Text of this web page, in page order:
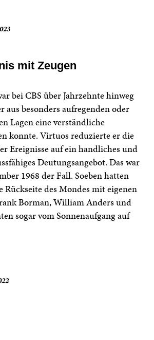
mit Zeugen
bei CBS über Jahrzehnte hinweg
aus besonders aufregenden oder
Lagen eine verständliche
konnte. Virtuos reduzierte er die
Ereignisse auf ein handliches und
Deutungsangebot. Das war
1968 der Fall. Soeben hatten
Rückseite des Mondes mit eigenen
Borman, William Anders und
sogar vom Sonnenaufgang auf